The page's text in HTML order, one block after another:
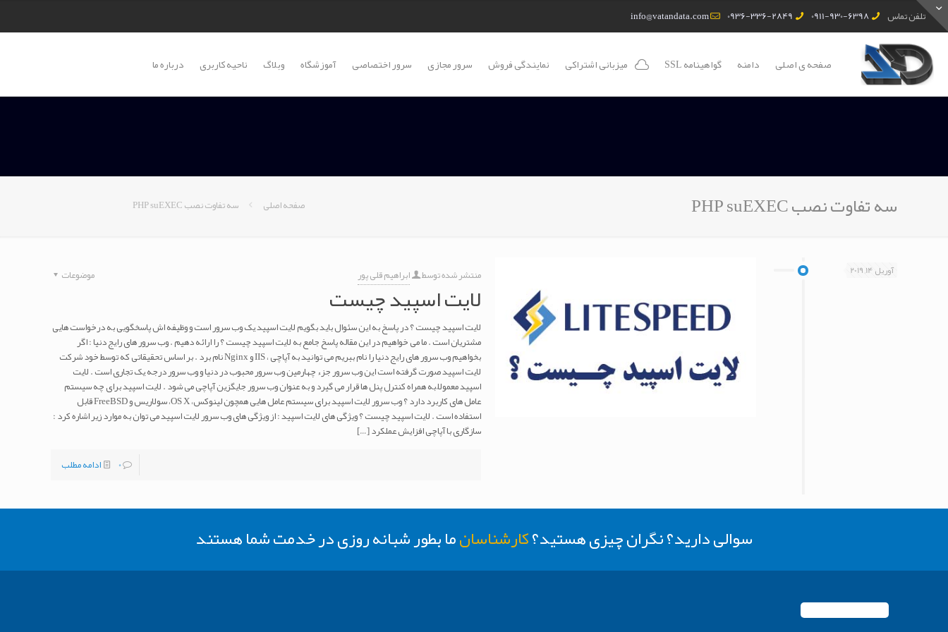
تلفن تماس 0911-930-6398
0936-336-2849
info@vatandata.com
صفحه ی اصلی دامنه گواهینامه SSL میزبانی اشتراکی نمایندگی فروش سرور مجازی سرور اختصاصی آموزشگاه وبلاگ ناحیه کاربری درباره ما
سه تفاوت نصب PHP suEXEC صفحه اصلی سه تفاوت نصب PHP suEXEC
آوریل 14, 2019 منتشر شده توسط ابراهیم قلی پور موضوعات
لایت اسپید چیست
لایت اسپید چیست ؟ در پاسخ به این سئوال باید بگویم لایت اسپید یک وب سرور است و وظیفه اش پاسخگویی به درخواست هایی
مشتریان است . ما می خواهیم در این مقاله پاسخ جامع به لایت اسپید چیست ؟ را ارائه دهیم . وب سرور های رایج دنیا : اگر
بخواهیم وب سرور های رایج دنیا را نام ببریم می توانید به آپاچی ، IIS و Nginx نام برد . بر اساس تحقیقاتی که توسط خود شرکت
لایت اسپید صورت گرفته است این وب سرور جزء چهارمین وب سرور محبوب در دنیا و وب سرور درجه یک تجاری است . لایت
اسپید معمولاً به همراه کنترل پنل ها قرار می گیرد و به عنوان وب سرور جایگزین آپاچی می شود . لایت اسپید برای چه سیستم
عامل های کاربرد دارد ؟ وب سرور لایت اسپید برای سیستم عامل هایی همچون لینوکس، OS X، سولاریس و FreeBSD قابل
استفاده است . لایت اسپید چیست ؟ ویژگی های لایت اسپید : از ویژگی های وب سرور لایت اسپید می توان به موارد زیر اشاره کرد :
سازگاری با آپاچی افزایش عملکرد[…]
0
ادامه مطلب
سوالی دارید؟ نگران چیزی هستید؟کارشناسانما بطور شبانه روزی در خدمت شما هستند